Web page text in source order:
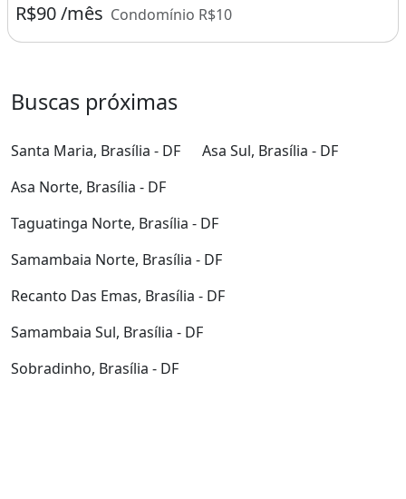
R$90 /mês Condomínio R$10
Buscas próximas
Santa Maria, Brasília - DF
Asa Sul, Brasília - DF
Asa Norte, Brasília - DF
Taguatinga Norte, Brasília - DF
Samambaia Norte, Brasília - DF
Recanto Das Emas, Brasília - DF
Samambaia Sul, Brasília - DF
Sobradinho, Brasília - DF